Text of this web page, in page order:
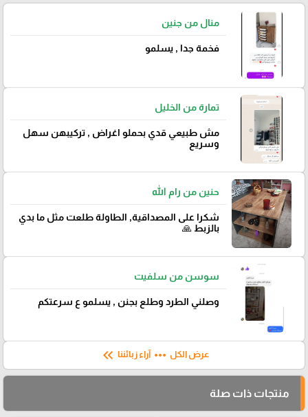
منال من جنين
فخمة جدا , يسلمو
تمارة من الخليل
مش طبيعي قدي بحملو اغراض , تركيبهن سهل
وسريع
حنين من رام الله
شكرا على المصداقية, الطاولة طلعت مثل ما بدي
بالزبط 🙏
سوسن من سلفيت
وصلني الطرد وطلع بجنن , يسلمو ع سرعتكم
عرض الكل more_horiz آراء زبائننا keyboard_double_arrow_left
منتجات ذات صلة